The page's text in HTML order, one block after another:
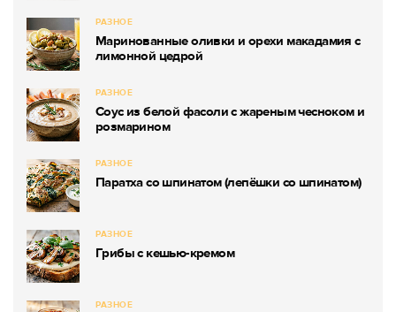
РАЗНОЕ
Маринованные оливки и орехи макадамия с
лимонной цедрой
РАЗНОЕ
Соус из белой фасоли с жареным чесноком и
розмарином
РАЗНОЕ
Паратха со шпинатом (лепёшки со шпинатом)
РАЗНОЕ
Грибы с кешью-кремом
РАЗНОЕ